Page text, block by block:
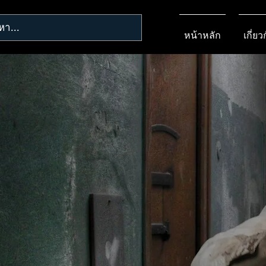
หน้าหลัก เกี่ย